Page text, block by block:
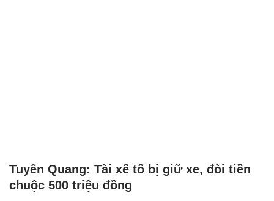
Tuyên Quang: Tài xế tố bị giữ xe, đòi tiền
chuộc 500 triệu đồng